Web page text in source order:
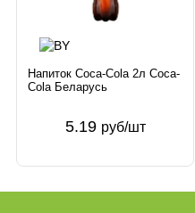
Напиток Coca-Cola 2л Coca-
Cola Беларусь
5.19 руб/шт